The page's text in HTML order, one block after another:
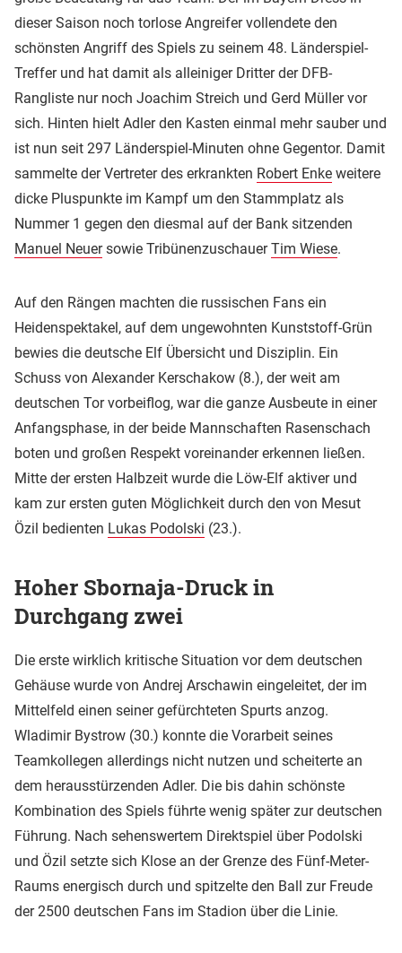
dieser Saison noch torlose Angreifer vollendete den
schönsten Angriff des Spiels zu seinem 48. Länderspiel-
Treffer und hat damit als alleiniger Dritter der DFB-
Rangliste nur noch Joachim Streich und Gerd Müller vor
sich. Hinten hielt Adler den Kasten einmal mehr sauber und
ist nun seit 297 Länderspiel-Minuten ohne Gegentor. Damit
sammelte der Vertreter des erkrankten Robert Enke weitere
dicke Pluspunkte im Kampf um den Stammplatz als
Nummer 1 gegen den diesmal auf der Bank sitzenden
Manuel Neuersowie TribünenzuschauerTim Wiese.
Auf den Rängen machten die russischen Fans ein
Heidenspektakel, auf dem ungewohnten Kunststoff-Grün
bewies die deutsche Elf Übersicht und Disziplin. Ein
Schuss von Alexander Kerschakow (8.), der weit am
deutschen Tor vorbeiflog, war die ganze Ausbeute in einer
Anfangsphase, in der beide Mannschaften Rasenschach
boten und großen Respekt voreinander erkennen ließen.
Mitte der ersten Halbzeit wurde die Löw-Elf aktiver und
kam zur ersten guten Möglichkeit durch den von Mesut
Özil bedienten Lukas Podolski (23.).
Hoher Sbornaja-Druck in
Durchgang zwei
Die erste wirklich kritische Situation vor dem deutschen
Gehäuse wurde von Andrej Arschawin eingeleitet, der im
Mittelfeld einen seiner gefürchteten Spurts anzog.
Wladimir Bystrow (30.) konnte die Vorarbeit seines
Teamkollegen allerdings nicht nutzen und scheiterte an
dem herausstürzenden Adler. Die bis dahin schönste
Kombination des Spiels führte wenig später zur deutschen
Führung. Nach sehenswertem Direktspiel über Podolski
und Özil setzte sich Klose an der Grenze des Fünf-Meter-
Raums energisch durch und spitzelte den Ball zur Freude
der 2500 deutschen Fans im Stadion über die Linie.